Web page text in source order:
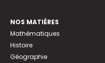
NOS MATIÈRES
Mathématiques
Histoire
Géographie